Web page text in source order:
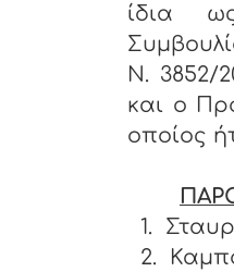
ίδια
Ν. 3852/
και ο
οποίος
1.
2.